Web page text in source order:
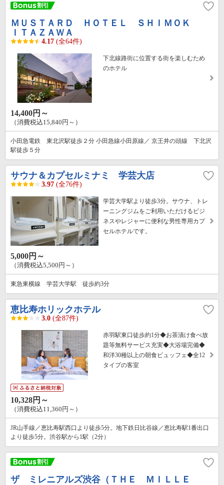
ＭＵＳＴＡＲＤ ＨＯＴＥＬ ＳＨＩＭＯＫ
ＩＴＡＺＡＷＡ
4.17 (全64件)
下北線路街に位置する街を楽しむため
のホテル
14,400円～
（消費税込15,840円～）
小田急電鉄 東北沢駅徒歩２分 小田急線小田原線／ 京王井の頭線 下北沢
駅徒歩５分
サウナ＆カプセルミナミ 学芸大店
3.97 (全76件)
学芸大学駅より徒歩3分。サウナ、トレ
ーニングジムをご利用いただけるビジ
ネスやレジャーに便利な男性専用カプ
セルホテルです。
5,000円～
（消費税込5,500円～）
東急東横線 学芸大学駅 徒歩約3分
恵比寿ホリックホテル
3.0 (全87件)
赤羽駅東口徒歩約1分◆お茶漬け食べ放
題等無料サービス充実◆大浴場完備◆
和洋30種以上の朝食ビュッフェ◆全12
タイプの客室
10,328円～
（消費税込11,360円～）
JR山手線／恵比寿駅西口より徒歩5分。地下鉄日比谷線／恵比寿駅1番出口
より徒歩5分。渋谷駅から1駅（2分）
ザ ミレニアルズ渋谷（ＴＨＥ ＭＩＬＬＥ